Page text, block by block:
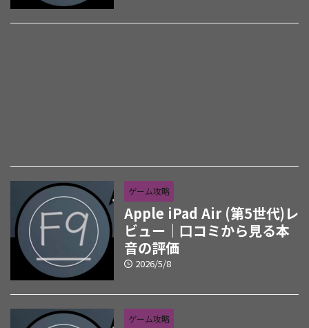
ゲーム攻略
Apple iPad Air (第5世代)レ
ビュー｜口コミから見る本
音の評価
2026/5/8
ゲーム攻略